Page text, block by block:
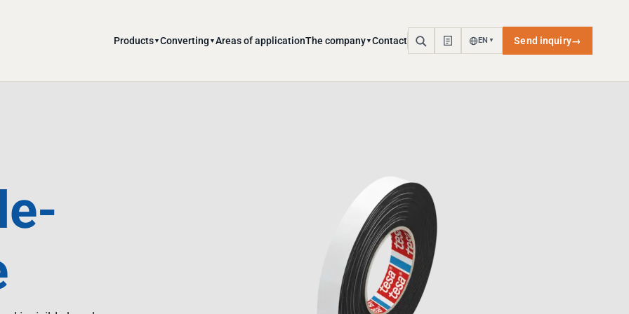
Products▼ Converting ▼ Areas of applicationThe company▼ Contact EN ▼ Send inquiry→